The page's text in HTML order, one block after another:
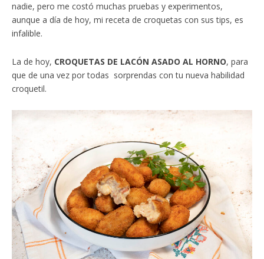
nadie, pero me costó muchas pruebas y experimentos,
aunque a día de hoy, mi receta de croquetas con sus tips, es
infalible.
La de hoy, CROQUETAS DE LACÓN ASADO AL HORNO, para
que de una vez por todas sorprendas con tu nueva habilidad
croquetil.